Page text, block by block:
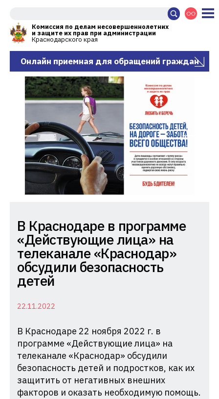
Комиссия по делам несовершеннолетних
и защите их прав при администрации
Краснодарского края
Онлайн приемная для обращений граждан
Комиссия
по
делам
несовершеннолетних
и
их
при
Администрации
Краснодарского
края
В Краснодаре в программе
«Действующие лица» на
телеканале «Краснодар»
обсудили безопасность
детей
22.11.2022
В Краснодаре 22 ноября 2022 г. в
программе «Действующие лица» на
телеканале «Краснодар» обсудили
безопасность детей и подростков, как их
защитить от негативных внешних
факторов и оказать необходимую помощь.